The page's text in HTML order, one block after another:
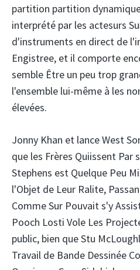
partition partition
interprété par les actesurs
d'instruments en direct de
Engistree, et il comporte
semble Être un peu trop
l'ensemble lui-même à les
élevées.
Jonny Khan et lance West
que les Frères Quiissent Par
Stephens est Quelque Peu
l'Objet de Leur Ralite,
Comme Sur Pouvait s'y
Pooch Losti Vole Les
public, bien que Stu
Travail de Bande Dessinée